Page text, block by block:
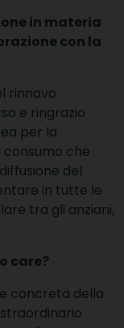
in materia
con la
rinnovo
e ringrazio
per la
consumo che
del
in tutte le
tra gli anziani,
care?
concreta della